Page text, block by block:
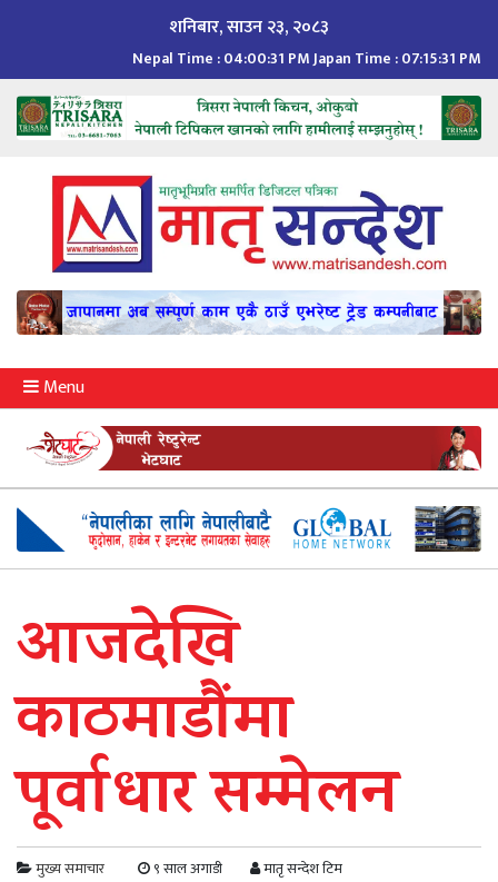
शनिबार, साउन २३, २०८३
Nepal Time :04:00:32 PMJapan Time :07:15:32 PM
Menu
आजदेखि
काठमाडौंमा
पूर्वाधार सम्मेलन
मुख्य समाचार ९ साल अगाडी मातृ सन्देश टिम